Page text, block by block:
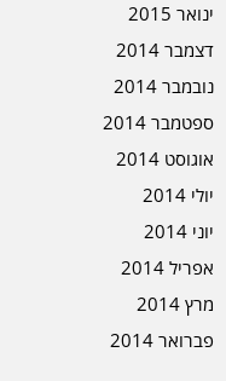
ינואר 2015
דצמבר 2014
נובמבר 2014
ספטמבר 2014
אוגוסט 2014
יולי 2014
יוני 2014
אפריל 2014
מרץ 2014
פברואר 2014